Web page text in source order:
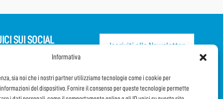
Informativa
sia noi che i nostri partner utilizziamo tecnologie come i cookie per
del dispositivo. Fornire il consenso per queste tecnologie permette
SUI SOCIAL
Iscriviti alla Newsletter
CONDIVIDI QUESTA PAGINA!